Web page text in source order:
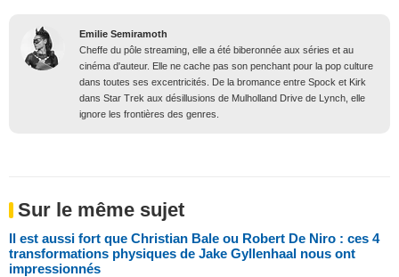
Emilie Semiramoth
Cheffe du pôle streaming, elle a été biberonnée aux séries et au
cinéma d'auteur. Elle ne cache pas son penchant pour la pop culture
dans toutes ses excentricités. De la bromance entre Spock et Kirk
dans Star Trek aux désillusions de Mulholland Drive de Lynch, elle
ignore les frontières des genres.
Sur le même sujet
Il est aussi fort que Christian Bale ou Robert De Niro : ces 4
transformations physiques de Jake Gyllenhaal nous ont
impressionnés